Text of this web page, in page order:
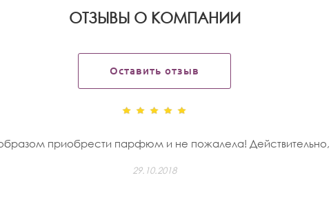
OТЗЫВЫ О КОМПАНИИ
Оставить отзыв
приобрести парфюм и не пожалела! Действительно,
29.10.2018